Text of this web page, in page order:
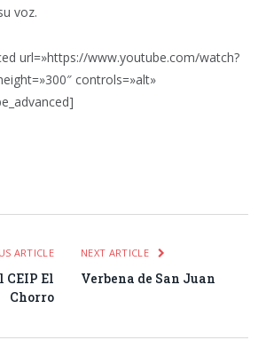
voz.
url=»https://www.youtube.com/watch?
controls=»alt»
ARTICLE
CEIP El
Chorro
NEXT ARTICLE
Verbena de San Juan